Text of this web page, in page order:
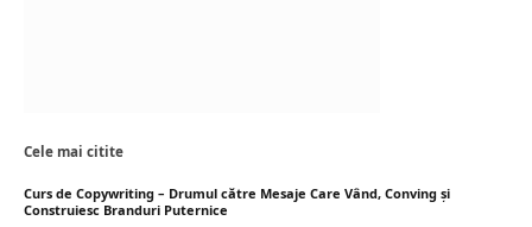
Cele mai citite
Curs de Copywriting – Drumul către Mesaje Care Vând, Conving și
Construiesc Branduri Puternice